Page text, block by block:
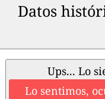
Datos
Ups... Lo
Lo sentimos,